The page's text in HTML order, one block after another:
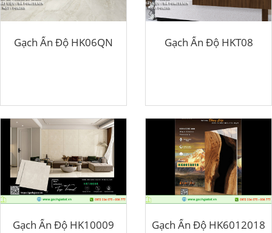
Gạch Ấn Độ HK06QN Gạch Ấn Độ HKT08
Gạch Ấn Độ HK10009 Gạch Ấn Độ HK6012018